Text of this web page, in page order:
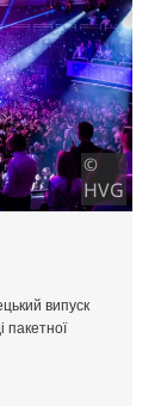
©
HVG
випуск